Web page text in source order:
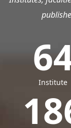
Institute